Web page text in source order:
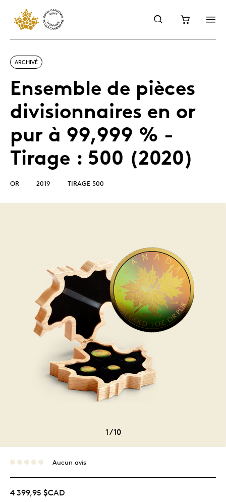
ARCHIVÉ
Ensemble de pièces
divisionnaires en or
pur à 99,999 % -
Tirage : 500 (2020)
OR 2019 TIRAGE 500
1/10
Aucun avis
4 399,95 $CAD